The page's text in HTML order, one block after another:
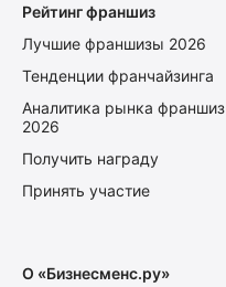
Рейтинг франшиз
Лучшие франшизы 2026
Тенденции франчайзинга
Аналитика рынка франшиз
2026
Получить награду
Принять участие
О «Бизнесменс.ру»